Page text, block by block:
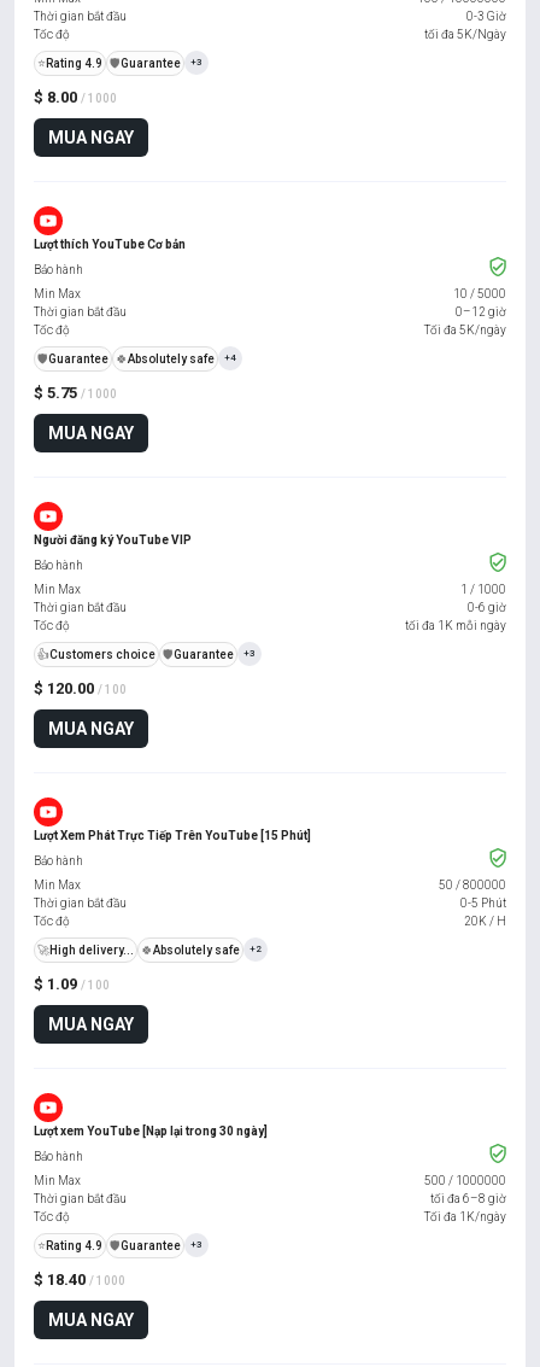
$ 8.00 / 1000
MUA NGAY
Thời gian bắt đầu
0-3 Giờ
Tốc độ
tối đa 5K/Ngày
⭐ Rating 4.9 ️🛡️Guarantee +3
Lượt thích YouTube Cơ bản
$ 5.75 / 1000
MUA NGAY
Bảo hành
Min Max
10 /5000
Thời gian bắt đầu
0–12 giờ
Tốc độ
Tối đa 5K/ngày
️🛡️Guarantee 🍀Absolutely safe +4
Người đăng ký YouTube VIP
$ 120.00 / 100
MUA NGAY
Bảo hành
Min Max
1 / 1000
Thời gian bắt đầu
0-6 giờ
Tốc độ
tối đa 1K mỗi ngày
👍Customers choice ️🛡️Guarantee +3
Lượt Xem Phát Trực Tiếp Trên YouTube [15 Phút]
$ 1.09 / 100
MUA NGAY
Bảo hành
Min Max
50 /800000
Thời gian bắt đầu
0-5 Phút
Tốc độ
20K / H
🚀High delivery... 🍀Absolutely safe +2
Lượt xem YouTube [Nạp lại trong 30 ngày]
$ 18.40 / 1000
MUA NGAY
Bảo hành
Min Max
500 / 1000000
Thời gian bắt đầu
tối đa 6–8 giờ
Tốc độ
Tối đa 1K/ngày
⭐ Rating 4.9 ️🛡️Guarantee +3